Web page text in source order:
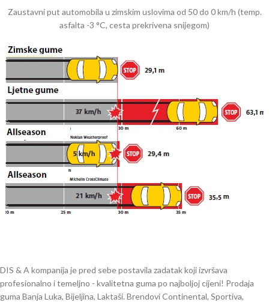
Zaustavni put automobila u zimskim uslovima od 50 do 0 km/h (temp.
asfalta -3 °C, cesta prekrivena snijegom)
DIS & A kompanija je pred sebe postavila zadatak koji izvršava
profesionalno i temeljno - kvalitetna guma po najboljoj cijeni! Prodaja
guma Banja Luka, Bijeljina, Laktaši. Brendovi Continental, Sportiva,